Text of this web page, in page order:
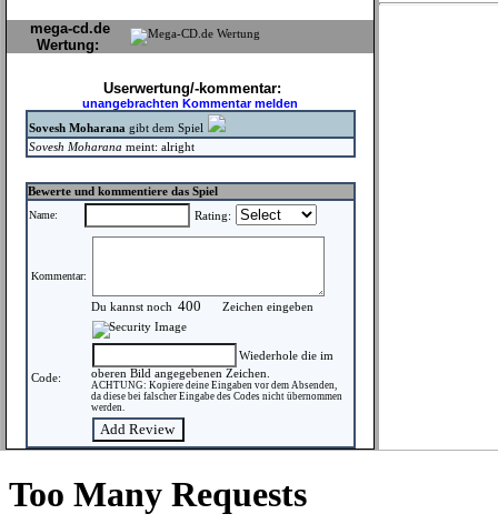
mega-cd.de
Wertung:
Userwertung/-kommentar:
unangebrachten Kommentar melden
Sovesh Moharana gibt dem Spiel
Sovesh Moharana meint: alright
Bewerte und kommentiere das Spiel
Name:
Rating:
Kommentar:
Du kannst noch Zeichen eingeben
Code:
Wiederhole die im
oberen Bild angegebenen Zeichen.
ACHTUNG: Kopiere deine Eingaben vor dem Absenden,
da diese bei falscher Eingabe des Codes nicht übernommen
werden.